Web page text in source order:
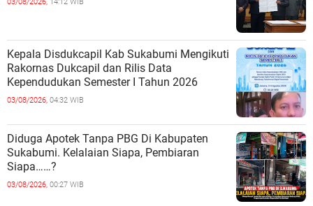
Kepala Disdukcapil Kab Sukabumi Mengikuti
Rakornas Dukcapil dan Rilis Data
Kependudukan Semester I Tahun 2026
03/08/2026, 04:32 WIB
Diduga Apotek Tanpa PBG Di Kabupaten
Sukabumi. Kelalaian Siapa, Pembiaran
Siapa……?
03/08/2026, 00:27 WIB